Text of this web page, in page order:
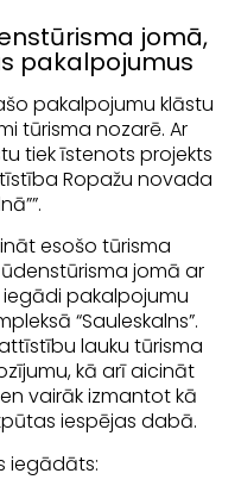
jomā,
pakalpojumus
pakalpojumu klāstu
tūrisma nozarē. Ar
tiek īstenots projekts
Ropažu novada
esošo tūrisma
jomā ar
pakalpojumu
“Sauleskalns”.
lauku tūrisma
kā arī aicināt
vairāk izmantot kā
iespējas dabā.
iegādāts: